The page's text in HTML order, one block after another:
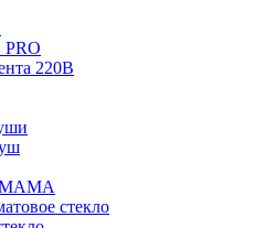
PRO
220В
стекло